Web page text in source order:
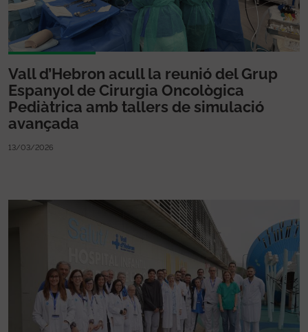
Vall d’Hebron acull la reunió del Grup
Espanyol de Cirurgia Oncològica
Pediàtrica amb tallers de simulació
avançada
13/03/2026